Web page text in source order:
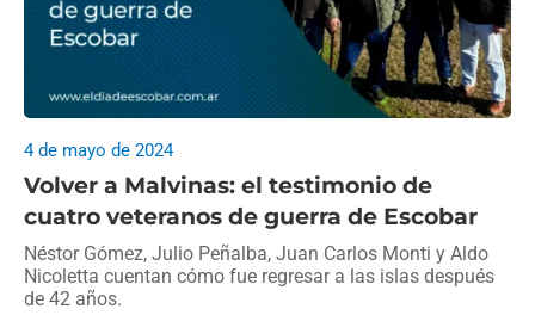
Volver a Malvinas: el testimonio de
cuatro veteranos de guerra de Escobar
4 de mayo de 2024
Néstor Gómez, Julio Peñalba, Juan Carlos Monti y Aldo
Nicoletta cuentan cómo fue regresar a las islas después
de 42 años.